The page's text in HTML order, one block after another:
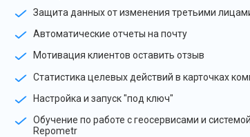
Защита данных от изменения третьими
Автоматические отчеты на почту
Мотивация клиентов оставить отзыв
Статистика целевых действий в карточках
Настройка и запуск "под ключ"
Обучение по работе с геосервисами и системой
Repometr